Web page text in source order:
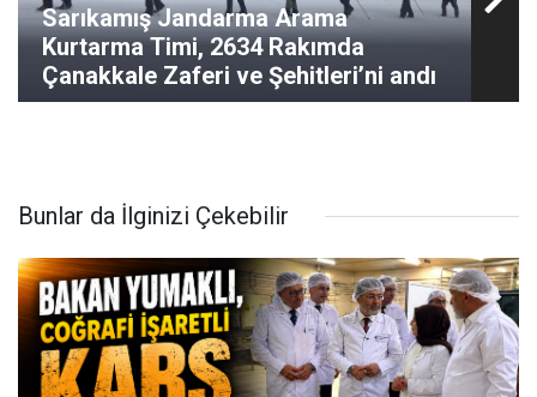
Sarıkamış Jandarma Arama
Kurtarma Timi, 2634 Rakımda
Çanakkale Zaferi ve Şehitleri’ni andı
Bunlar da İlginizi Çekebilir